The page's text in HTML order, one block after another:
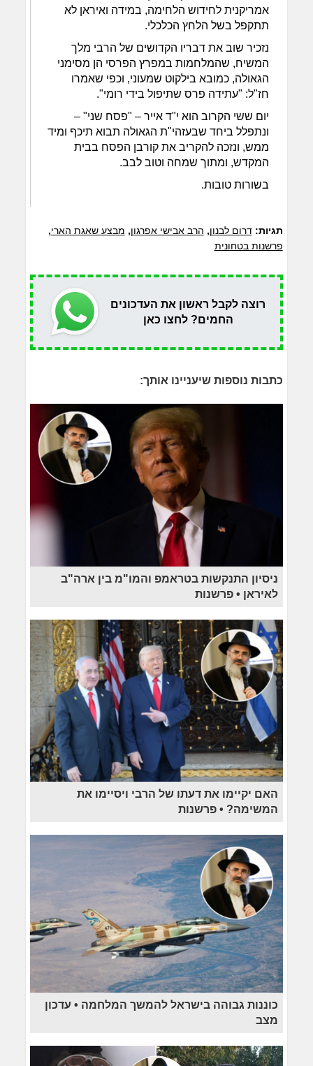
אמריקנית לחידוש הלחימה, במידה ואיראן לא
תתקפל בשל הלחץ הכלכלי.
נזכיר שוב את דבריו הקדושים של הרבי מלך
המשיח, שהמלחמות במפרץ הפרסי הן מסימני
הגאולה, כמובא בילקוט שמעוני, וכפי שאמרו
חז"ל: "עתידה פרס שתיפול בידי רומי".
יום ששי הקרוב הוא י"ד אייר – "פסח שני" –
ונתפלל ביחד שבעזהי"ת הגאולה תבוא תיכף ומיד
ממש, ונזכה להקריב את קורבן הפסח בבית
המקדש, ומתוך שמחה וטוב לבב.
בשורות טובות.
תגיות:דרום לבנון, הרב אבישי אפרגון, מבצע שאגת הארי,
פרשנות בטחונית
רוצה לקבל ראשון את העדכונים
החמים? לחצו כאן
כתבות נוספות שיעניינו אותך:
ניסיון התנקשות בטראמפ והמו"מ בין ארה"ב
לאיראן • פרשנות
האם יקיימו את דעתו של הרבי ויסיימו את
המשימה? • פרשנות
כוננות גבוהה בישראל להמשך המלחמה • עדכון
מצב